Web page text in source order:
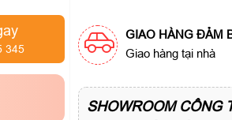
345
GIAO HÀNG ĐẢM
Giao hàng tại nhà
SHOWROOM CÔNG